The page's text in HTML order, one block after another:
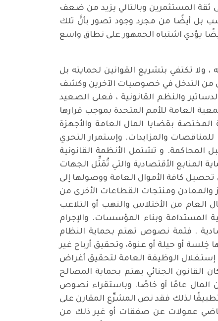
ثقة المستثمرين وبالتالي يزيد من ضعف
بل أيضًا من مجرد وجود تصور بأنَّ تلك
يؤدي اشتباه الجمهور على نطاق واسع
تكتفي بتشريع القوانين لحمايته بل
من التدخل في خصوصيات الآخرين وكشف
والنظم القانونية ، فعلى الصعيد
العامة للأمم المتحدة بموجب قرارها
القضائية المختصة بقضايا المال العامة والأجهزة
للمناقصات والمزايدات. وإستمرار التحري
المحاكمة. و تشتمل الأنظمة القانونية
المنابع الأقتصادية والتي تُمَثِّل الجهات
تحصيل كافة الأموال العامة ووصولها إلى
والمعادن ومنتجات القطاعات الأخرى من
العام من الأختلاس والنهب أو التلاعب
المستدامة وبناء المؤسسات. والإجرام
. فثمة نصوص تهتم بحماية النظام
أو حيلة أو عنوة، وتحقيق أرباح غير
إستغلال الوظيفة العامة لتحقيق أغراض
الجنائي يهتم بحماية المصالح
المال عامًا أو خاصًا. وباستقراء نصوص
لذلك فقد نص المشرِّع المقارن على
تقاضي عمولات عن صفقات أو غير ذلك من